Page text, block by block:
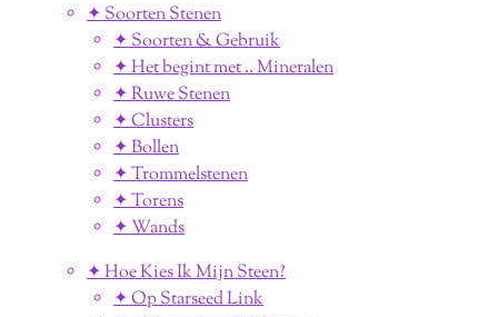
✦ Soorten Stenen
✦ Soorten & Gebruik
✦ Het begint met .. Mineralen
✦ Ruwe Stenen
✦ Clusters
✦ Bollen
✦ Trommelstenen
✦ Torens
✦ Wands
✦ Hoe Kies Ik Mijn Steen?
✦ Op Starseed Link